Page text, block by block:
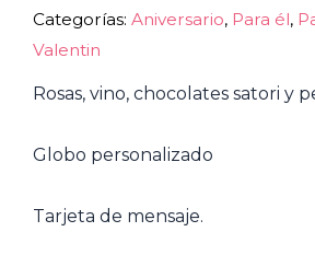
Categorías: Aniversario, Para él,
Valentin
Rosas, vino, chocolates satori y
Globo personalizado
Tarjeta de mensaje.